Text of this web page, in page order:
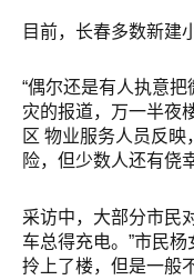
目前，长春多数新建
“偶尔还是有人执意
灾的报道，万一半夜
区 物业服务人员反映
险，但少数人还有侥
采访中，大部分市民
车总得充电。”市民
拎上了楼，但是一般